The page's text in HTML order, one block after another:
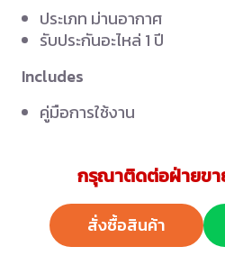
ประเภท ม่านอากาศ
รับประกันอะไหล่ 1 ปี
Includes
คู่มือการใช้งาน
กรุณาติดต่อฝ่ายขา
สั่งซื้อสินค้า